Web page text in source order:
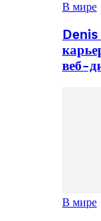
В мире
веб-
В мире